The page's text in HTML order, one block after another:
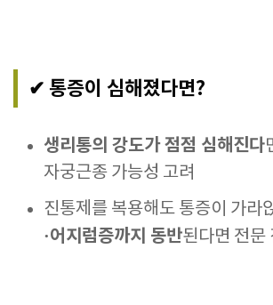
✔ 통증이 심해졌다면?
생리통의 강도가 점점 심해진다
자궁근종 가능성 고려
진통제를 복용해도 통증이 가라
·어지럼증까지 동반된다면 전문